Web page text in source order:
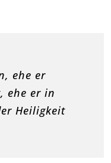
ehe er
ehe er in
Heiligkeit